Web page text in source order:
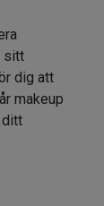
sitt
dig att
makeup
ditt